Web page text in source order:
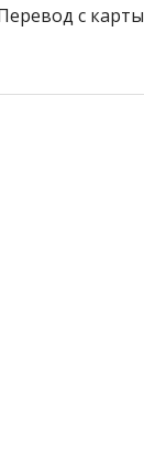
с карты